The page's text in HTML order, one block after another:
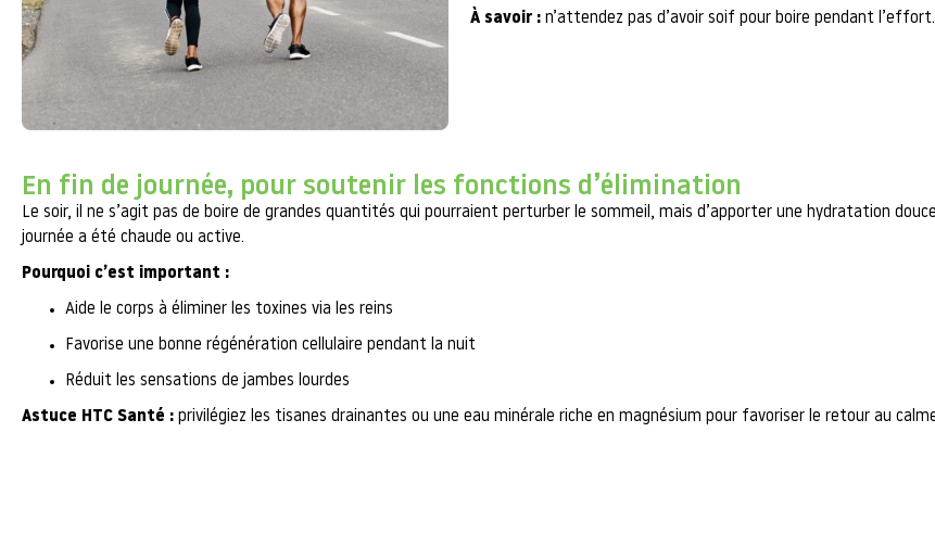
À savoir :n’attendez pas d’avoir soif pour boire pendant
En fin de journée, pour soutenir les fonctions d’élimination
Le soir, il ne s’agit pas de boire de grandes quantités qui pourraient perturber le sommeil, mais d’apporter une hydratation
journée a été chaude ou active.
Pourquoi c’est important :
Aide le corps à éliminer les toxines via les reins
Favorise une bonne régénération cellulaire pendant la nuit
Réduit les sensations de jambes lourdes
Astuce HTC Santé : privilégiez les tisanes drainantes ou une eau minérale riche en magnésium pour favoriser le retour au